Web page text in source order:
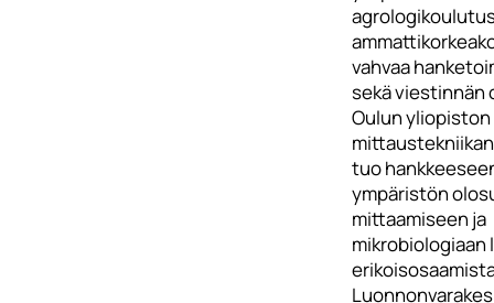
vahvaa
sekä viestinnän
Oulun yliopiston
tuo
ympäristön
mittaamiseen ja
mikrobiologiaan